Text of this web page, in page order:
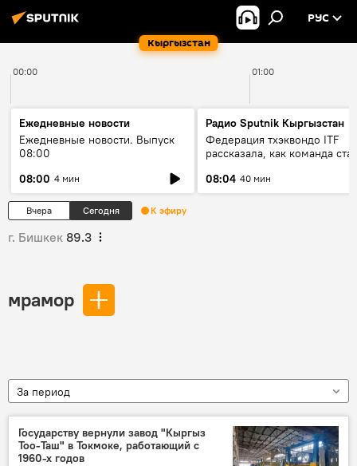
Кыргызстан
РУС
00:00 01:00
Ежедневные новости
Ежедневные новости. Выпуск
08:00
08:00 4 мин
Радио Sputnik Кыргызстан
Федерация тхэквондо ITF
рассказала, как команда
08:04 40 мин
Вчера Сегодня К эфиру
г. Бишкек 89.3
мрамор
За период
Государству вернули завод "Кыргыз
Тоо-Таш" в Токмоке, работающий с
1960-х годов